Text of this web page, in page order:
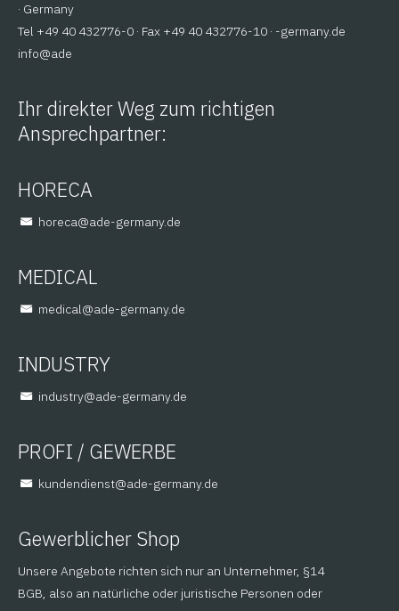
· Germany
Tel +49 40 432776-0 · Fax +49 40 432776-10 · ed.ynamreg-
eda
@ofni
Ihr direkter Weg zum richtigen
Ansprechpartner:
HORECA
ed.ynamreg-eda
@aceroh
MEDICAL
ed.ynamreg-eda
@lacidem
INDUSTRY
ed.ynamreg-eda
@yrtsudni
PROFI / GEWERBE
ed.ynamreg-eda
@tsneidnednuk
Gewerblicher Shop
Unsere Angebote richten sich nur an Unternehmer, §14
BGB, also an natürliche oder juristische Personen oder